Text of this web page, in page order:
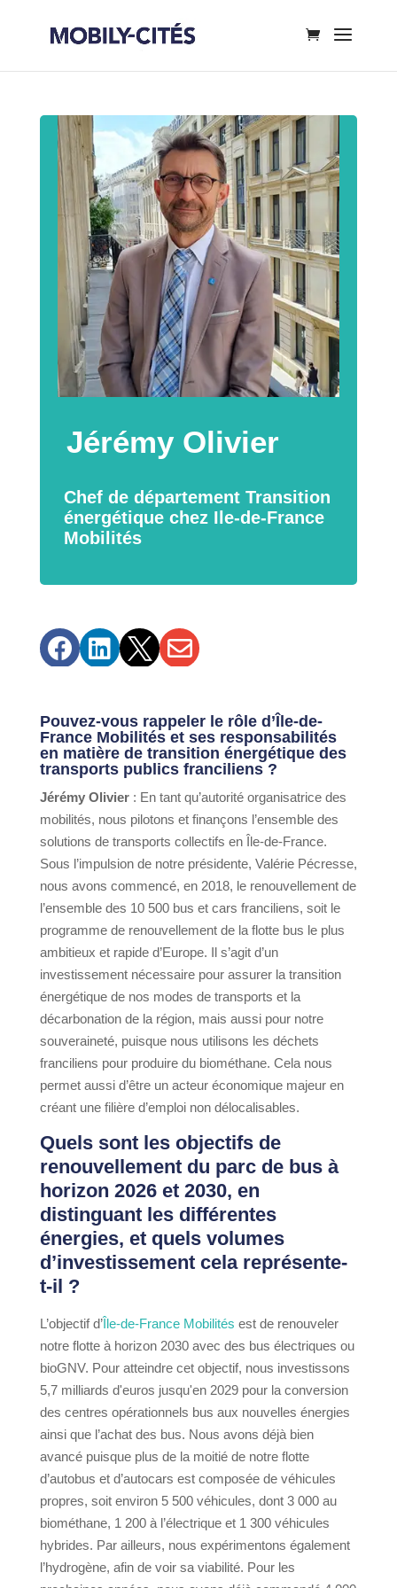
Jérémy Olivier
Chef de département Transition
énergétique chez Ile-de-France
Mobilités
   
Pouvez-vous rappeler le rôle d’Île-de-
France Mobilitéset ses responsabilités
en matière de transition énergétiquedes
transports publics franciliens ?
Jérémy Olivier: En tant qu’autorité organisatrice des
mobilités, nous pilotons et finançons l’ensemble des
solutions de transports collectifs en Île-de-France.
Sous l’impulsion de notre présidente, Valérie Pécresse,
nous avons commencé, en 2018, le renouvellement de
l’ensemble des 10 500 bus et cars franciliens, soit le
programme de renouvellement de la flotte bus le plus
ambitieux et rapide d’Europe. Il s’agit d’un
investissement nécessaire pour assurer la transition
énergétique de nos modes de transports et la
décarbonation de la région, mais aussi pour notre
souveraineté, puisque nous utilisons les déchets
franciliens pour produire du biométhane. Cela nous
permet aussi d’être un acteur économique majeur en
créant une filière d’emploi non délocalisables.
Quels sont les objectifs de
renouvellement du parc de bus à
horizon 2026 et 2030, en
distinguant les différentes
énergies, et quels volumes
d’investissement cela représente-
t-il ?
L’objectif d’Île-de-France Mobilités est de renouveler
notre flotte à horizon 2030 avec des bus électriques ou
bioGNV. Pour atteindre cet objectif, nous investissons
5,7 milliards d'euros jusqu'en 2029 pour la conversion
des centres opérationnels bus aux nouvelles énergies
ainsi que l’achat des bus. Nous avons déjà bien
avancé puisque plus de la moitié de notre flotte
d’autobus et d’autocars est composée de véhicules
propres, soit environ 5 500 véhicules, dont 3 000 au
biométhane, 1 200 à l’électrique et 1 300 véhicules
hybrides. Par ailleurs, nous expérimentons également
l’hydrogène, afin de voir sa viabilité. Pour les